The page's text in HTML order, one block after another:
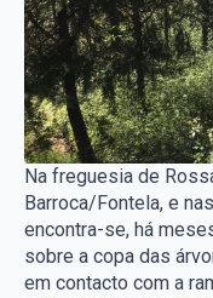
Na freguesia de
Barroca/Fontela, e
encontra-se, há
sobre a copa das
em contacto com a